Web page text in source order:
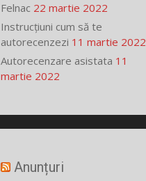
Felnac 22 martie 2022
Instrucțiuni cum să te
autorecenzezi 11 martie 2022
Autorecenzare asistata 11
martie 2022
Anunțuri